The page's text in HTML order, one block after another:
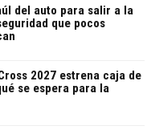
del auto para salir a la
que pocos
2027 estrena caja de
se espera para la